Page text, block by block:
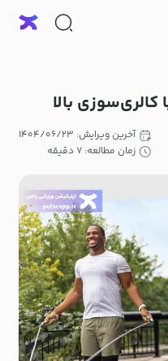
بالا
آخرین ویرایش: ۱۴۰۴/۰۶/۲۳
زمان مطالعه: ۷ دقیقه